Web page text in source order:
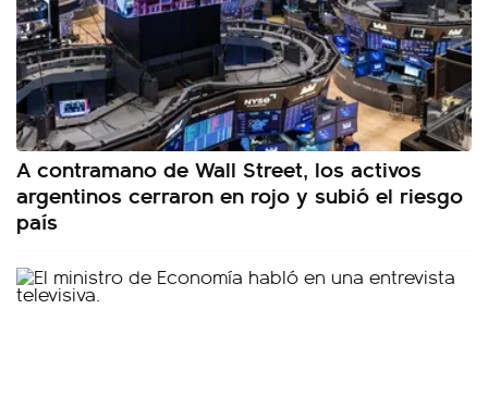
A contramano de Wall Street, los activos
argentinos cerraron en rojo y subió el riesgo
país